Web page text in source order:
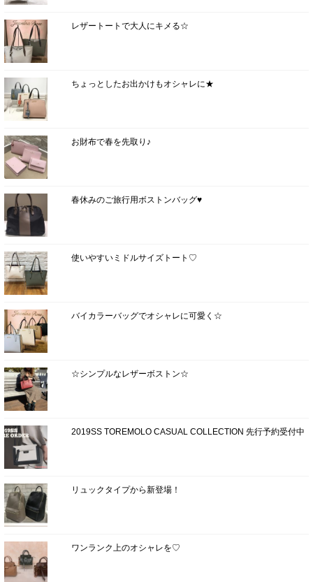
レザートートで大人にキメる☆
ちょっとしたお出かけもオシャレに★
お財布で春を先取り♪
春休みのご旅行用ボストンバッグ♥
使いやすいミドルサイズトート♡
バイカラーバッグでオシャレに可愛く☆
☆シンプルなレザーボストン☆
2019SS TOREMOLO CASUAL COLLECTION 先行予約受付中
リュックタイプから新登場！
ワンランク上のオシャレを♡